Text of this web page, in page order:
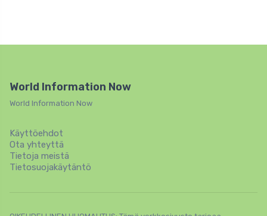
World Information Now
World Information Now
Käyttöehdot
Ota yhteyttä
Tietoja meistä
Tietosuojakäytäntö